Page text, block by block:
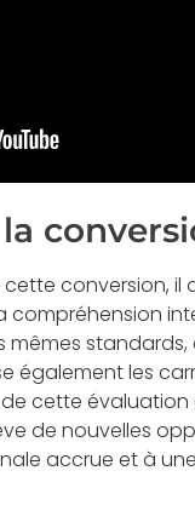
conversion,
également les
de cette
de nouvelles
accrue et à